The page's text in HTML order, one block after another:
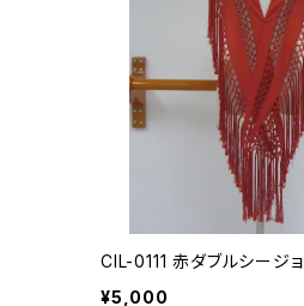
CIL-0111 赤ダブルシージョ
¥5,000